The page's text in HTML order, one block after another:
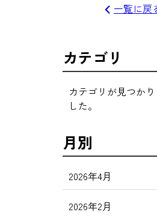
一覧に戻
カテゴリ
カテゴリが見つか
した。
月別
2026年4月
2026年2月